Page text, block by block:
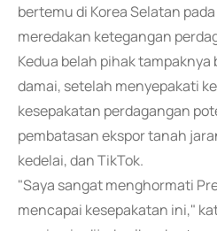
bertemu di Korea Selatan
meredakan ketegangan
Kedua belah pihak tampaknya
damai, setelah menyepakati
kesepakatan perdagangan
pembatasan ekspor tanah
kedelai, dan TikTok.
"Saya sangat menghormati
mencapai kesepakatan ini,"